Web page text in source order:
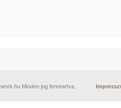
Minden jog fenntartva.